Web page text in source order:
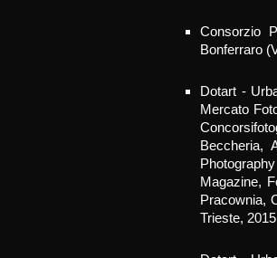
Consorzio
Bonferraro
Dotart -
Mercato
Beccheria,
Magazine,
Pracownia,
Trieste, 2015